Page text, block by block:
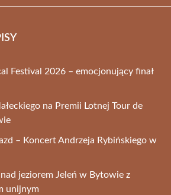
Festival 2026 – emocjonujący finał
na Premii Lotnej Tour de
– Koncert Andrzeja Rybińskiego w
jeziorem Jeleń w Bytowie z
unijnym